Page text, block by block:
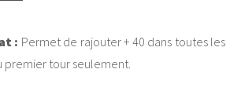
: Permet de rajouter + 40 dans toutes les
premier tour seulement.